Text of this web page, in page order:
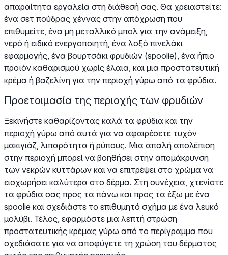
απαραίτητα εργαλεία στη διάθεσή σας. Θα χρειαστείτε:
ένα σετ πούδρας χέννας στην απόχρωση που
επιθυμείτε, ένα μη μεταλλικό μπολ για την ανάμειξη,
νερό ή ειδικό ενεργοποιητή, ένα λοξό πινελάκι
εφαρμογής, ένα βουρτσάκι φρυδιών (spoolie), ένα ήπιο
προϊόν καθαρισμού χωρίς έλαια, και μια προστατευτική
κρέμα ή βαζελίνη για την περιοχή γύρω από τα φρύδια.
Προετοιμασία της περιοχής των φρυδιών
Ξεκινήστε καθαρίζοντας καλά τα φρύδια και την
περιοχή γύρω από αυτά για να αφαιρέσετε τυχόν
μακιγιάζ, λιπαρότητα ή ρύπους. Μια απαλή απολέπιση
στην περιοχή μπορεί να βοηθήσει στην απομάκρυνση
των νεκρών κυττάρων και να επιτρέψει στο χρώμα να
εισχωρήσει καλύτερα στο δέρμα. Στη συνέχεια, χτενίστε
τα φρύδια σας προς τα πάνω και προς τα έξω με ένα
spoolie και σχεδιάστε το επιθυμητό σχήμα με ένα λευκό
μολύβι. Τέλος, εφαρμόστε μια λεπτή στρώση
προστατευτικής κρέμας γύρω από το περίγραμμα που
σχεδιάσατε για να αποφύγετε τη χρώση του δέρματος